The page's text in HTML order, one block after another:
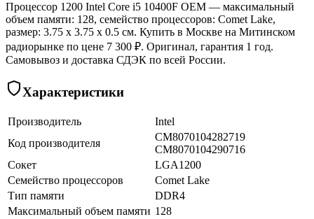
Процессор 1200 Intel Core i5 10400F OEM — максимальный
объем памяти: 128, семейство процессоров: Comet Lake,
размер: 3.75 x 3.75 x 0.5 см. Купить в Москве на Митинском
радиорынке по цене 7 300 ₽. Оригинал, гарантия 1 год.
Самовывоз и доставка СДЭК по всей России.
Характеристики
Производитель
Intel
Код производителя
CM8070104282719
CM8070104290716
Сокет
LGA1200
Семейство процессоров
Comet Lake
Тип памяти
DDR4
Максимальный объем памяти 128